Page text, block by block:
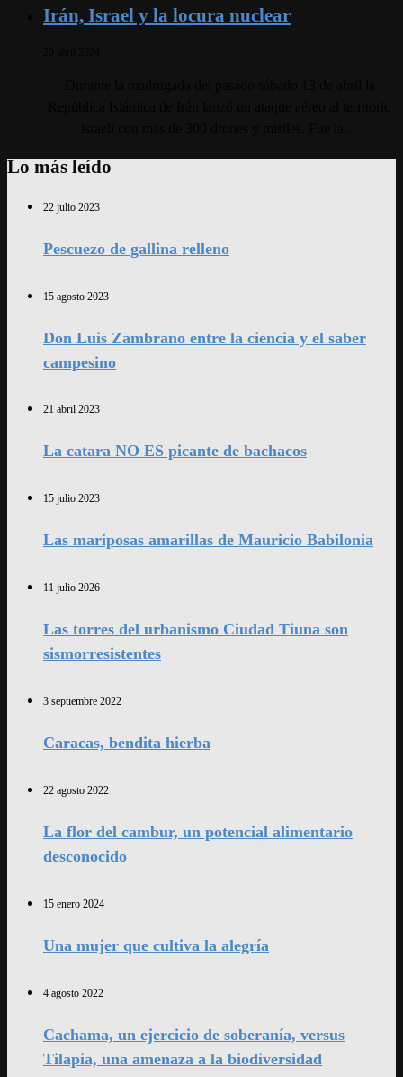
Irán, Israel y la locura nuclear
Lo más leído
22 julio 2023
Pescuezo de gallina relleno
15 agosto 2023
Don Luis Zambrano entre la ciencia y el saber
campesino
21 abril 2023
La catara NO ES picante de bachacos
15 julio 2023
Las mariposas amarillas de Mauricio Babilonia
11 julio 2026
Las torres del urbanismo Ciudad Tiuna son
sismorresistentes
3 septiembre 2022
Caracas, bendita hierba
22 agosto 2022
La flor del cambur, un potencial alimentario
desconocido
15 enero 2024
Una mujer que cultiva la alegría
4 agosto 2022
Cachama, un ejercicio de soberanía, versus
Tilapia, una amenaza a la biodiversidad